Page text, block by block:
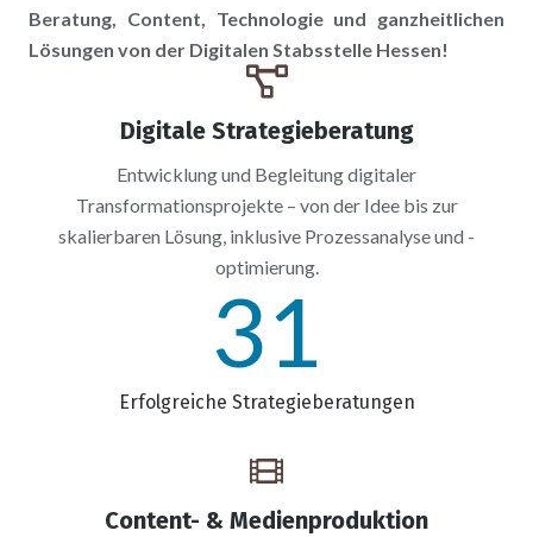
Beratung, Content, Technologie und ganzheitlichen
Lösungen von der Digitalen Stabsstelle Hessen!
Digitale Strategieberatung
Entwicklung und Begleitung digitaler
Transformationsprojekte – von der Idee bis zur
skalierbaren Lösung, inklusive Prozessanalyse und -
optimierung.
31
Erfolgreiche Strategieberatungen
Content- & Medienproduktion